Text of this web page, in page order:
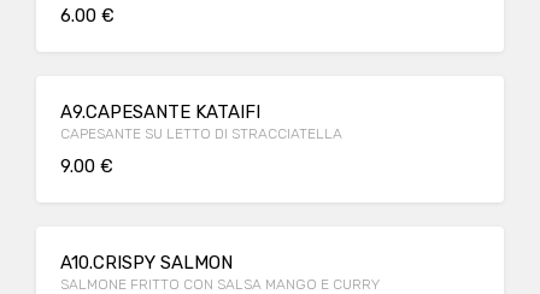
6.00 €
A9.CAPESANTE KATAIFI
CAPESANTE SU LETTO DI STRACCIATELLA
9.00 €
A10.CRISPY SALMON
SALMONE FRITTO CON SALSA MANGO E CURRY